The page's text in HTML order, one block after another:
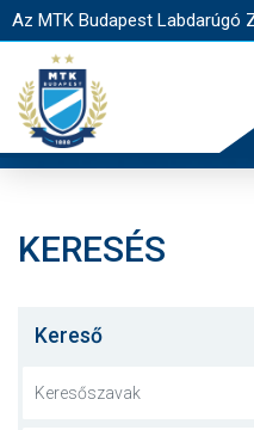
Az MTK Budapest Labdarúgó
JEGYÉRTÉKESÍTÉS
KERESÉS
Kereső